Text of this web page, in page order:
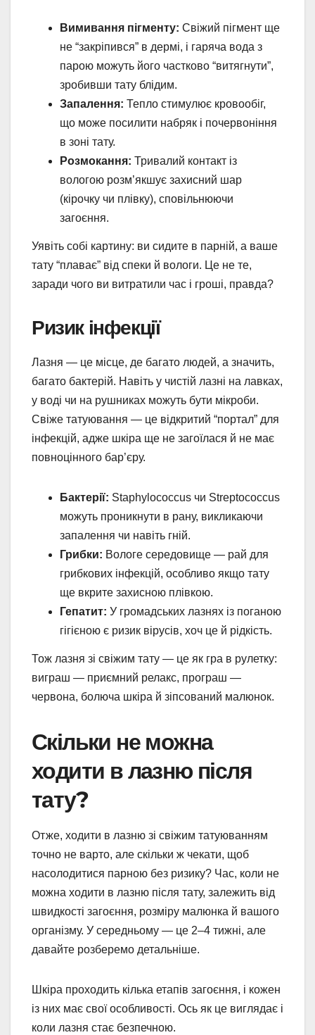
Вимивання пігменту: Свіжий пігмент ще
не “закріпився” в дермі, і гаряча вода з
парою можуть його частково “витягнути”,
зробивши тату блідим.
Запалення: Тепло стимулює кровообіг,
що може посилити набряк і почервоніння
в зоні тату.
Розмокання: Тривалий контакт із
вологою розм’якшує захисний шар
(кірочку чи плівку), сповільнюючи
загоєння.
Уявіть собі картину: ви сидите в парній, а ваше
тату “плаває” від спеки й вологи. Це не те,
заради чого ви витратили час і гроші, правда?
Ризик інфекції
Лазня — це місце, де багато людей, а значить,
багато бактерій. Навіть у чистій лазні на лавках,
у воді чи на рушниках можуть бути мікроби.
Свіже татуювання — це відкритий “портал” для
інфекцій, адже шкіра ще не загоїлася й не має
повноцінного бар’єру.
Бактерії: Staphylococcus чи Streptococcus
можуть проникнути в рану, викликаючи
запалення чи навіть гній.
Грибки: Вологе середовище — рай для
грибкових інфекцій, особливо якщо тату
ще вкрите захисною плівкою.
Гепатит: У громадських лазнях із поганою
гігієною є ризик вірусів, хоч це й рідкість.
Тож лазня зі свіжим тату — це як гра в рулетку:
виграш — приємний релакс, програш —
червона, болюча шкіра й зіпсований малюнок.
Скільки не можна
ходити в лазню після
тату?
Отже, ходити в лазню зі свіжим татуюванням
точно не варто, але скільки ж чекати, щоб
насолодитися парною без ризику? Час, коли не
можна ходити в лазню після тату, залежить від
швидкості загоєння, розміру малюнка й вашого
організму. У середньому — це 2–4 тижні, але
давайте розберемо детальніше.
Шкіра проходить кілька етапів загоєння, і кожен
із них має свої особливості. Ось як це виглядає і
коли лазня стає безпечною.